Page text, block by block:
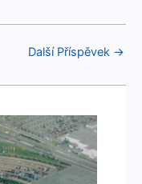
Další Příspěvek →